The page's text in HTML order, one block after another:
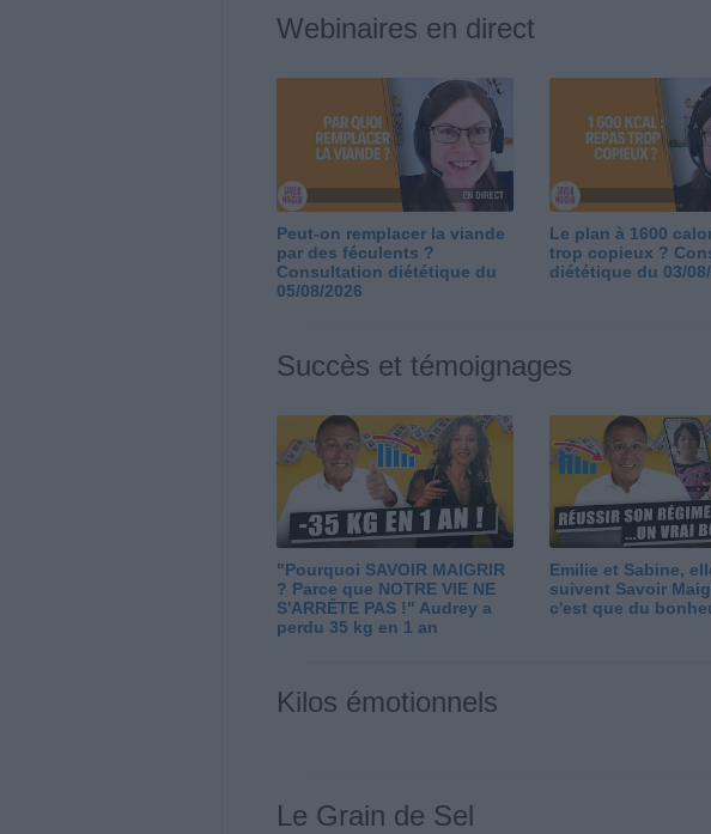
Webinaires en direct
Peut-on remplacer la viande
par des féculents ?
Consultation diététique du
05/08/2026
Le plan à 1600
trop copieux ?
diététique du 03/
Succès et témoignages
"Pourquoi SAVOIR MAIGRIR
? Parce que NOTRE VIE NE
S'ARRÊTE PAS !" Audrey a
perdu 35 kg en 1 an
Emilie et Sabine,
suivent Savoir
c'est que du
Kilos émotionnels
Le Grain de Sel